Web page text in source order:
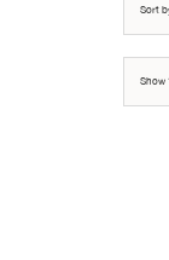
Sort
Show